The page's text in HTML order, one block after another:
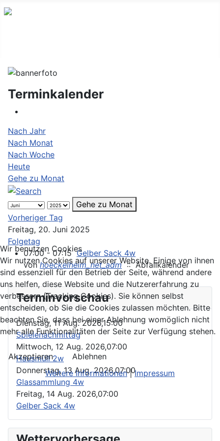
Terminkalender
Nach Jahr
Nach Monat
Nach Woche
Heute
Gehe zu Monat
Gehe zu Monat
Vorheriger Tag
Freitag, 20. Juni 2025
Folgetag
07:00 - 07:15Gelber Sack 4w
von hoeckelheim_net_adm:: Abfallkalender
Terminvorschau
Dienstag, 11 Aug. 2026,15:00
Spielenachmittag
Mittwoch, 12 Aug. 2026,07:00
Hausmüll 2w
Donnerstag, 13 Aug. 2026,07:00
Glassammlung 4w
Freitag, 14 Aug. 2026,07:00
Gelber Sack 4w
Wir benutzen Cookies
Wir nutzen Cookies auf unserer Website. Einige von ihnen
sind essenziell für den Betrieb der Seite, während andere
uns helfen, diese Website und die Nutzererfahrung zu
verbessern (Tracking Cookies). Sie können selbst
entscheiden, ob Sie die Cookies zulassen möchten. Bitte
beachten Sie, dass bei einer Ablehnung womöglich nicht
mehr alle Funktionalitäten der Seite zur Verfügung stehen.
Akzeptieren
Ablehnen
Weitere Informationen|Impressum